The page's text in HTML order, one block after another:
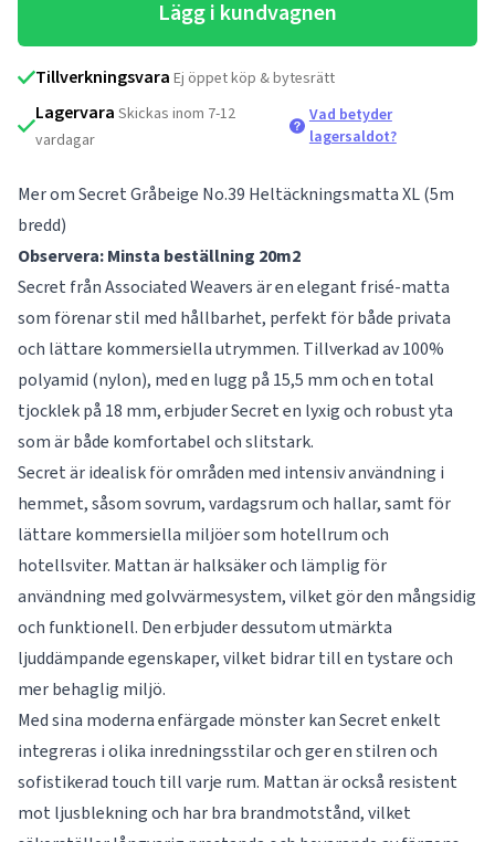
Lägg i kundvagnen
Tillverkningsvara Ej öppet köp & bytesrätt
Lagervara Skickas inom 7-12
vardagar
Vad betyder
lagersaldot?
Mer om Secret Gråbeige No.39 Heltäckningsmatta XL (5m
bredd)
Observera: Minsta beställning 20m2
Secret från Associated Weavers är en elegant frisé-matta
som förenar stil med hållbarhet, perfekt för både privata
och lättare kommersiella utrymmen. Tillverkad av 100%
polyamid (nylon), med en lugg på 15,5 mm och en total
tjocklek på 18 mm, erbjuder Secret en lyxig och robust yta
som är både komfortabel och slitstark.
Secret är idealisk för områden med intensiv användning i
hemmet, såsom sovrum, vardagsrum och hallar, samt för
lättare kommersiella miljöer som hotellrum och
hotellsviter. Mattan är halksäker och lämplig för
användning med golvvärmesystem, vilket gör den mångsidig
och funktionell. Den erbjuder dessutom utmärkta
ljuddämpande egenskaper, vilket bidrar till en tystare och
mer behaglig miljö.
Med sina moderna enfärgade mönster kan Secret enkelt
integreras i olika inredningsstilar och ger en stilren och
sofistikerad touch till varje rum. Mattan är också resistent
mot ljusblekning och har bra brandmotstånd, vilket